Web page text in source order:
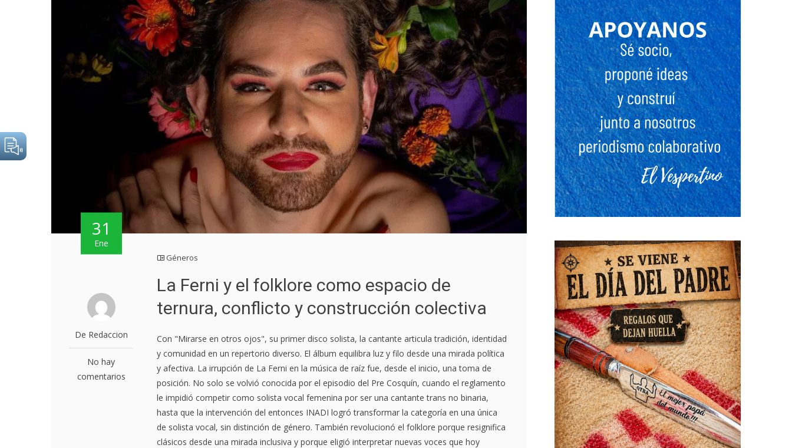
31
Ene
De Redaccion
No hay
comentarios
Géneros
La Ferni y el folklore como espacio de
ternura, conflicto y construcción colectiva
Con "Mirarse en otros ojos", su primer disco solista, la cantante articula tradición, identidad
y comunidad en un repertorio diverso. El álbum equilibra luz y filo desde una mirada política
y afectiva. La irrupción de La Ferni en la música de raíz fue, desde el inicio, una toma de
posición. No solo se volvió conocida por el episodio del Pre Cosquín, cuando el reglamento
le impidió competir como solista vocal femenina por ser una cantante trans no binaria,
hasta que la intervención del entonces INADI logró transformar la categoría en una única
de solista vocal, sin distinción de género. También revolucionó el folklore porque resignifica
clásicos desde una mirada inclusiva y porque eligió interpretar nuevas voces que hoy